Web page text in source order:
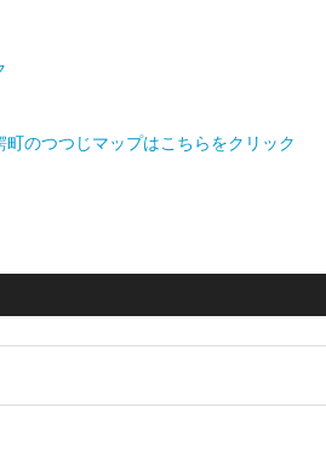
のつつじマップはこちらをクリック